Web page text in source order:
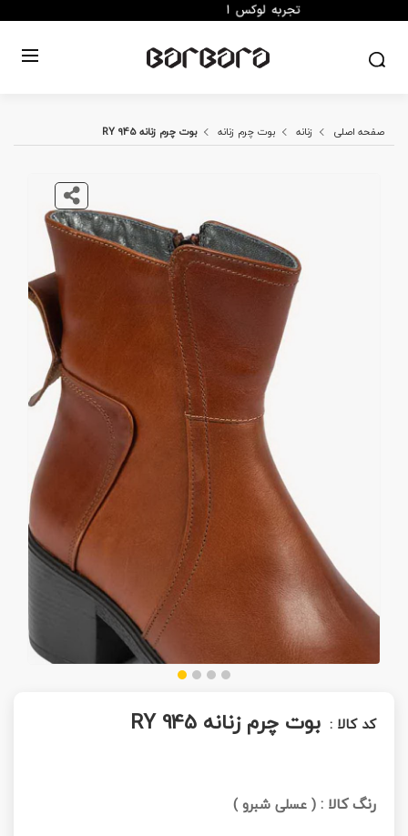
صفحه اصلی زنانه بوت چرم زنانه بوت چرم زنانه RY 945
کد کالا : بوت چرم زنانه RY 945
رنگ کالا :(عسلی شبرو)